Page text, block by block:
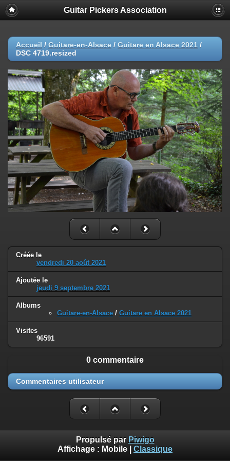
Guitar Pickers Association
Accueil / Guitare-en-Alsace / Guitare en Alsace 2021 /
DSC 4719.resized
Créée le
vendredi 20 août 2021
Ajoutée le
jeudi 9 septembre 2021
Albums
Guitare-en-Alsace / Guitare en Alsace 2021
Visites
96591
0 commentaire
Commentaires utilisateur
Propulsé par Piwigo
Affichage : Mobile Classique